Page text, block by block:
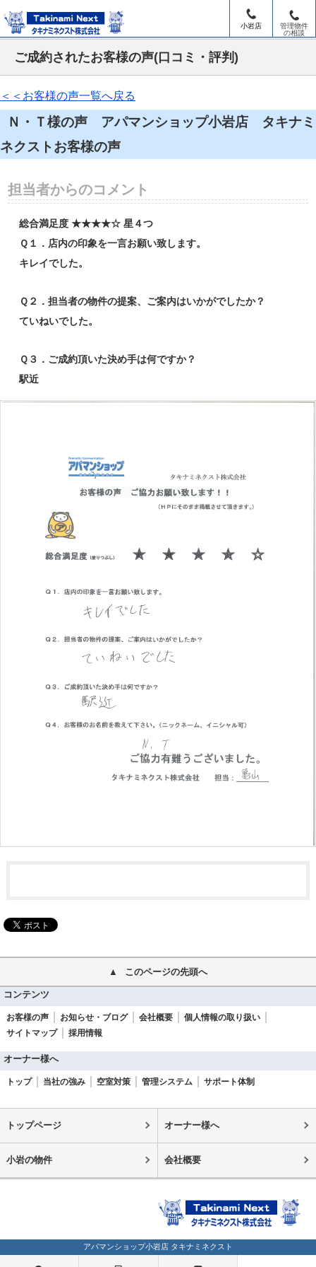
小岩店
管理物件
の相談
ご成約されたお客様の声(口コミ・評判)
＜＜お客様の声一覧へ戻る
Ｎ・Ｔ様の声 アパマンショップ小岩店 タキナミ
ネクストお客様の声
担当者からのコメント
総合満足度 ★★★★☆ 星４つ
Ｑ１．店内の印象を一言お願い致します。
キレイでした。
Ｑ２．担当者の物件の提案、ご案内はいかがでしたか？
ていねいでした。
Ｑ３．ご成約頂いた決め手は何ですか？
駅近
このページの先頭へ
コンテンツ
お客様の声 お知らせ・ブログ 会社概要
個人情報の取り扱い
サイトマップ
採用情報
オーナー様へ
トップ 当社の強み 空室対策 管理システム サポート体制
トップページ オーナー様へ
小岩の物件 会社概要
アパマンショップ小岩店 タキナミネクスト